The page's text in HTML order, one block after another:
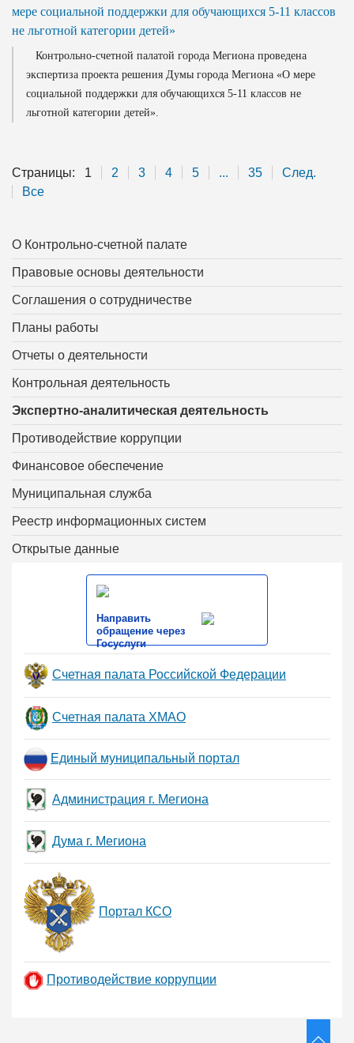
О Контрольно-счетной палате
Правовые основы деятельности
Соглашения о сотрудничестве
Планы работы
Отчеты о деятельности
Контрольная деятельность
Экспертно-аналитическая деятельность
Противодействие коррупции
Финансовое обеспечение
Муниципальная служба
Реестр информационных систем
Открытые данные
Направить
обращение через
Госуслуги
Счетная палата Российской Федерации
Счетная палата ХМАО
Единый муниципальный портал
Администрация г. Мегиона
Дума г. Мегиона
Портал КСО
Противодействие коррупции
мере социальной поддержки для обучающихся 5-11 классов
не льготной категории детей»
Контрольно-счетной палатой города Мегиона проведена
экспертиза проекта решения Думы города Мегиона «О мере
социальной поддержки для обучающихся 5-11 классов не
льготной категории детей».
Страницы: 1 2 3 4 5 ... 35
След.
Все